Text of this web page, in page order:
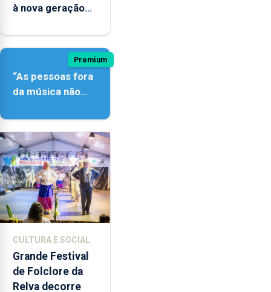
à nova geração
Premium
“As pessoas fora
da música não
quão difícil é
produzir uma
música”
CULTURA E SOCIAL
Grande Festival
de Folclore da
Relva decorre